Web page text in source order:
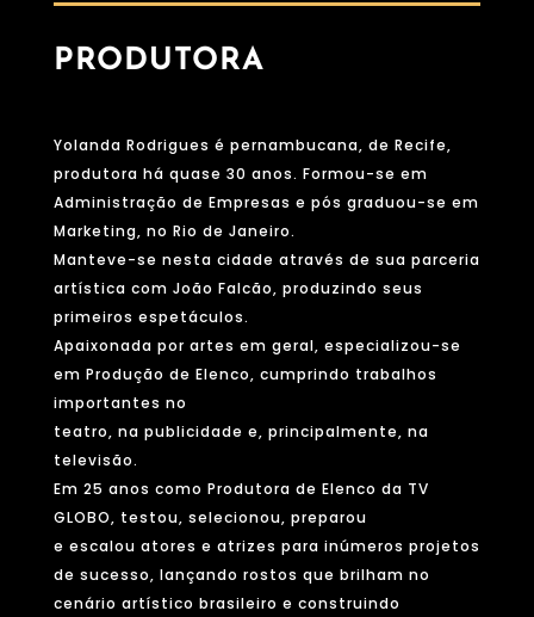
PRODUTORA
Yolanda Rodrigues é pernambucana, de Recife,
produtora há quase 30 anos. Formou-se em
Administração de Empresas e pós graduou-se em
Marketing, no Rio de Janeiro.
Manteve-se nesta cidade através de sua parceria
artística com João Falcão, produzindo seus
primeiros espetáculos.
Apaixonada por artes em geral, especializou-se
em Produção de Elenco, cumprindo trabalhos
importantes no
teatro, na publicidade e, principalmente, na
televisão.
Em 25 anos como Produtora de Elenco da TV
GLOBO, testou, selecionou, preparou
e escalou atores e atrizes para inúmeros projetos
de sucesso, lançando rostos que brilham no
cenário artístico brasileiro e construindo